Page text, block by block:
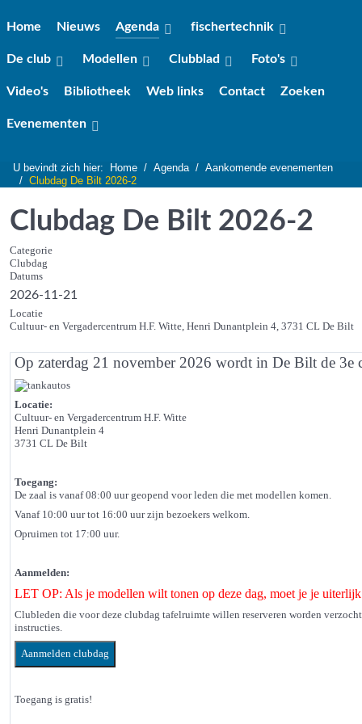
Home Nieuws Agenda fischertechnik
De club Modellen Clubblad Foto's
Video's Bibliotheek Web links Contact Zoeken
Evenementen
U bevindt zich hier: Home Agenda
Aankomende evenementen
Clubdag De Bilt 2026-2
Clubdag De Bilt 2026-2
Categorie
Clubdag
Datums
2026-11-21
Locatie
Cultuur- en Vergadercentrum H.F. Witte, Henri Dunantplein 4, 3731 CL De Bilt
Op zaterdag 21 november 2026 wordt in De Bilt de 3e
Locatie:
Cultuur- en Vergadercentrum H.F. Witte
Henri Dunantplein 4
3731 CL De Bilt
Toegang:
De zaal is vanaf 08:00 uur geopend voor leden die met modellen komen.
Vanaf 10:00 uur tot 16:00 uur zijn bezoekers welkom.
Opruimen tot 17:00 uur.
Aanmelden:
LET OP: Als je modellen wilt tonen op deze dag, moet je je
Clubleden die voor deze clubdag tafelruimte willen reserveren worden
instructies.
Toegang is gratis!